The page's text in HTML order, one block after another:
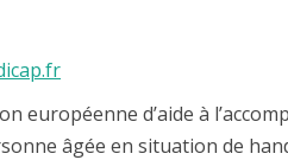
européenne d’aide à
âgée en situation de